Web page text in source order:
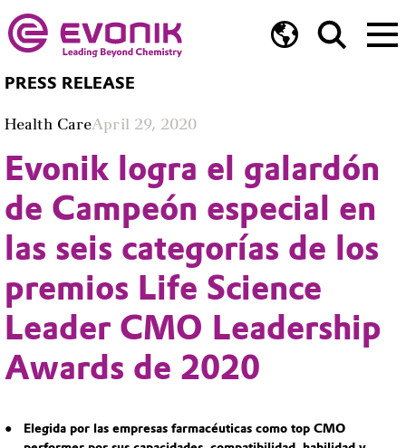
PRESS RELEASE
Health CareApril 29, 2020
Evonik logra el galardón
de Campeón especial en
las seis categorías de los
premios Life Science
Leader CMO Leadership
Awards de 2020
Elegida por las empresas farmacéuticas como top CMO